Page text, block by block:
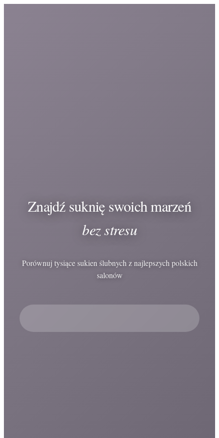
Znajdź suknię swoich marzeń
bez stresu
Porównuj tysiące sukien ślubnych z najlepszych polskich
salonów